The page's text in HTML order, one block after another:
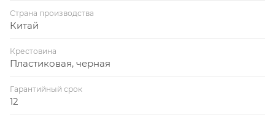
Страна производства
Китай
Крестовина
Пластиковая, черная
Гарантийный срок
12